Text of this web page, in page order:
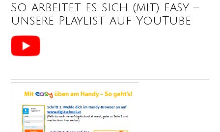
So arbeitet es sich (mit) easy –
unsere Playlist auf YouTube